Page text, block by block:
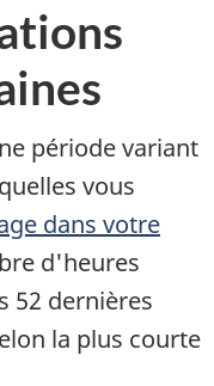
période variant
vous
dans votre
d'heures
52 dernières
la plus courte